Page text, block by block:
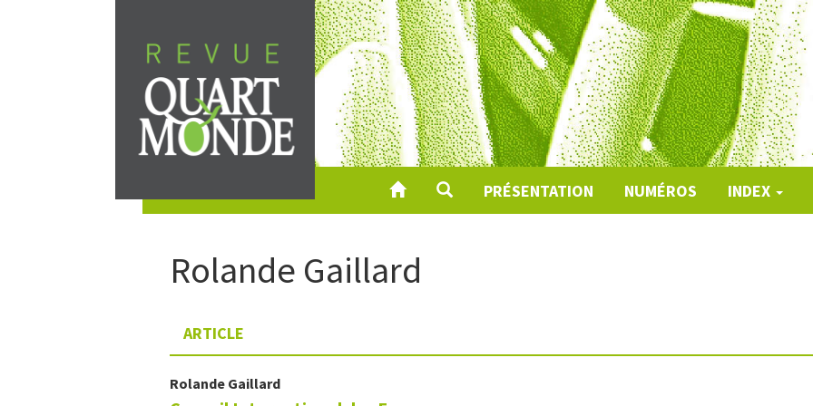
au
contenu
PRÉSENTATION NUMÉROS INDEX
Rolande Gaillard
ARTICLE
Rolande Gaillard